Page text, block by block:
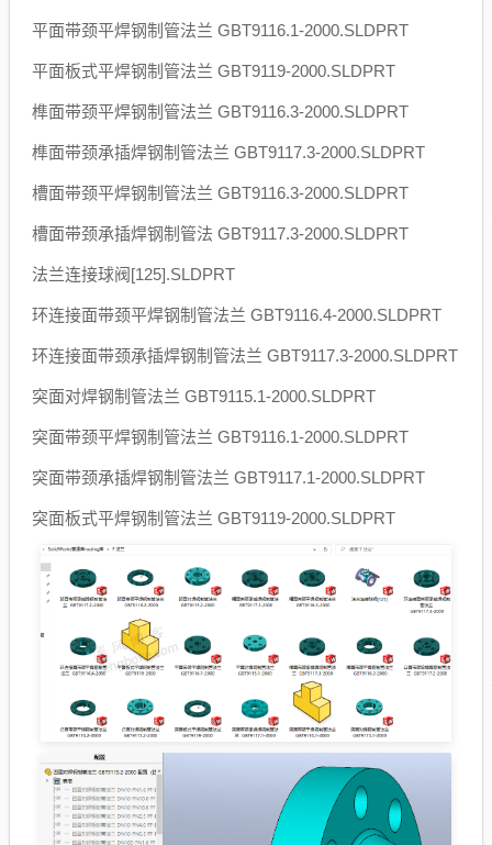
平面带颈平焊钢制管法兰 GBT9116.1-2000.SLDPRT
平面板式平焊钢制管法兰 GBT9119-2000.SLDPRT
榫面带颈平焊钢制管法兰 GBT9116.3-2000.SLDPRT
榫面带颈承插焊钢制管法兰 GBT9117.3-2000.SLDPRT
槽面带颈平焊钢制管法兰 GBT9116.3-2000.SLDPRT
槽面带颈承插焊钢制管法 GBT9117.3-2000.SLDPRT
法兰连接球阀[125].SLDPRT
环连接面带颈平焊钢制管法兰 GBT9116.4-2000.SLDPRT
环连接面带颈承插焊钢制管法兰 GBT9117.3-2000.SLDPRT
突面对焊钢制管法兰 GBT9115.1-2000.SLDPRT
突面带颈平焊钢制管法兰 GBT9116.1-2000.SLDPRT
突面带颈承插焊钢制管法兰 GBT9117.1-2000.SLDPRT
突面板式平焊钢制管法兰 GBT9119-2000.SLDPRT